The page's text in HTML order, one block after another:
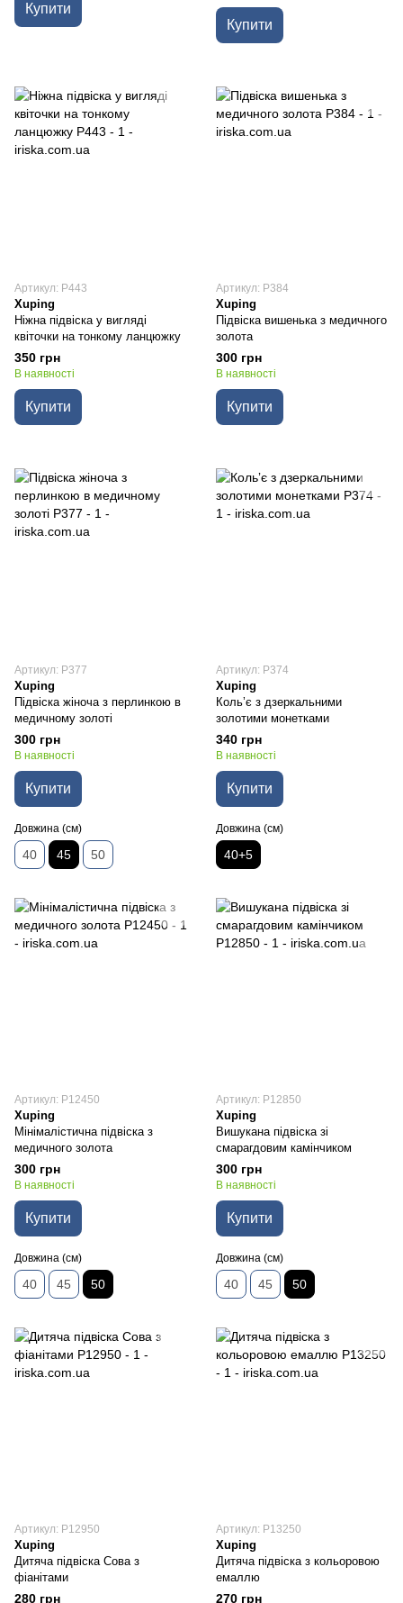
Купити
Купити
Артикул: P443
Xuping
Ніжна підвіска у вигляді
квіточки на тонкому ланцюжку
350 грн
В наявності
Купити
Артикул: P384
Xuping
Підвіска вишенька з медичного
золота
300 грн
В наявності
Купити
Артикул: P377
Xuping
Підвіска жіноча з перлинкою в
медичному золоті
300 грн
В наявності
Купити
Довжина (см)
40 45 50
Артикул: P374
Xuping
Кольʼє з дзеркальними
золотими монетками
340 грн
В наявності
Купити
Довжина (см)
40+5
Артикул: P12450
Xuping
Мінімалістична підвіска з
медичного золота
300 грн
В наявності
Купити
Довжина (см)
40 45 50
Артикул: P12850
Xuping
Вишукана підвіска зі
смарагдовим камінчиком
300 грн
В наявності
Купити
Довжина (см)
40 45 50
Артикул: P12950
Xuping
Дитяча підвіска Сова з
фіанітами
280 грн
Артикул: P13250
Xuping
Дитяча підвіска з кольоровою
емаллю
270 грн